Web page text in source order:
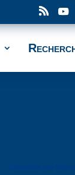
Laboratoire des